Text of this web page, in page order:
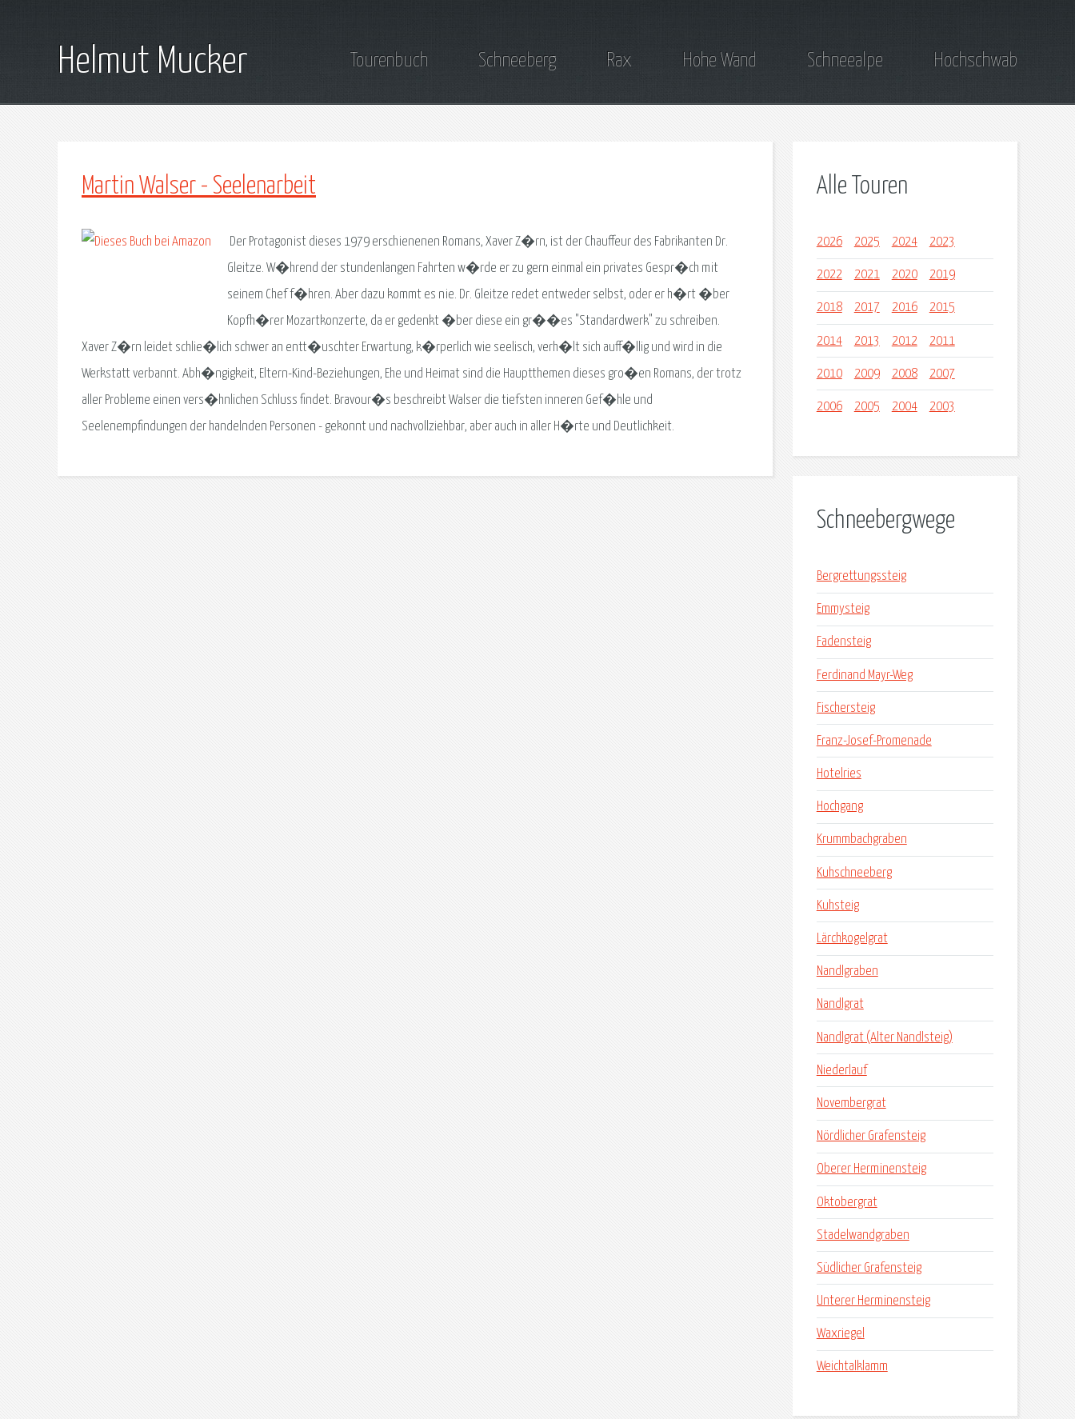
Helmut Mucker Tourenbuch Schneeberg Rax Hohe Wand Schneealpe Hochschwab
Martin Walser - Seelenarbeit
Der Protagonist dieses 1979 erschienenen Romans, Xaver Z�rn, ist der Chauffeur des Fabrikanten Dr.
Gleitze. W�hrend der stundenlangen Fahrten w�rde er zu gern einmal ein privates Gespr�ch mit
seinem Chef f�hren. Aber dazu kommt es nie. Dr. Gleitze redet entweder selbst, oder er h�rt �ber
Kopfh�rer Mozartkonzerte, da er gedenkt �ber diese ein gr��es "Standardwerk" zu schreiben.
Xaver Z�rn leidet schlie�lich schwer an entt�uschter Erwartung, k�rperlich wie seelisch, verh�lt sich auff�llig und wird in die
Werkstatt verbannt. Abh�ngigkeit, Eltern-Kind-Beziehungen, Ehe und Heimat sind die Hauptthemen dieses gro�en Romans, der trotz
aller Probleme einen vers�hnlichen Schluss findet. Bravour�s beschreibt Walser die tiefsten inneren Gef�hle und
Seelenempfindungen der handelnden Personen - gekonnt und nachvollziehbar, aber auch in aller H�rte und Deutlichkeit.
Alle Touren
2026 2025 2024 2023
2022 2021 2020 2019
2018 2017 2016 2015
2014 2013 2012 2011
2010 2009 2008 2007
2006 2005 2004 2003
Schneebergwege
Bergrettungssteig
Emmysteig
Fadensteig
Ferdinand Mayr-Weg
Fischersteig
Franz-Josef-Promenade
Hotelries
Hochgang
Krummbachgraben
Kuhschneeberg
Kuhsteig
Lärchkogelgrat
Nandlgraben
Nandlgrat
Nandlgrat (Alter Nandlsteig)
Niederlauf
Novembergrat
Nördlicher Grafensteig
Oberer Herminensteig
Oktobergrat
Stadelwandgraben
Südlicher Grafensteig
Unterer Herminensteig
Waxriegel
Weichtalklamm